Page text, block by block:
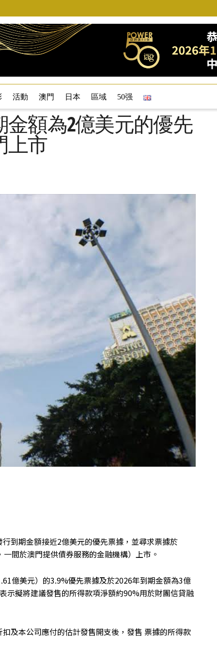
活動 澳門 日本 區域 50强
額為2億美元的優先
上市
到期金額接近2億美元的優先票據，並尋求票據於
間於澳門提供債券服務的金融機構）上市。
億美元）的3.9%優先票據及於2026年到期金額為3億
示擬將建議發售的所得款項淨額約90%用於財團信貸融
及本公司應付的估計發售開支後，發售 票據的所得款